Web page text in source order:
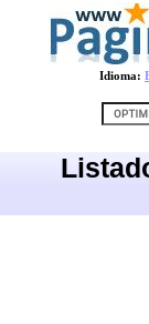
Idioma: